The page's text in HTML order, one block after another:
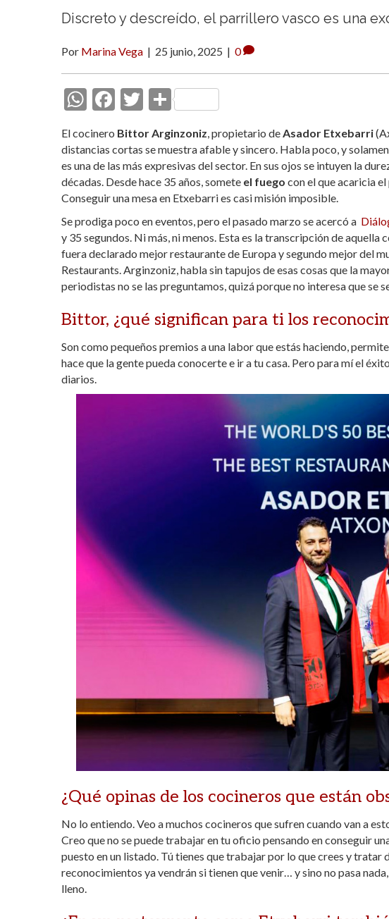
Discreto y descreído, el parrillero vasco es una
Por Marina Vega | 25 junio, 2025 | 0
W
at
s
A
p
p
F
e
b
o
o
k
T
itt
er
C
m
p
ar
ti
r
El cocinero Bittor Arginzoniz, propietario deAsador Etxebarri
distancias cortas se muestra afable y sincero. Habla poco, y
es una de las más expresivas del sector. En sus ojos se intuyen la
décadas. Desde hace 35 años, somete el fuego con el que acaricia
Conseguir una mesa en Etxebarri es casi misión imposible.
Se prodiga poco en eventos, pero el pasado marzo se acercó a
y 35 segundos. Ni más, ni menos. Esta es la transcripción de
fuera declarado mejor restaurante de Europa y segundo mejor del
Restaurants. Arginzoniz, habla sin tapujos de esas cosas que la
periodistas no se las preguntamos, quizá porque no interesa que se
Bittor, ¿qué significan para ti los
Son como pequeños premios a una labor que estás haciendo,
hace que la gente pueda conocerte e ir a tu casa. Pero para mí el
diarios.
¿Qué opinas de los cocineros que están
No lo entiendo. Veo a muchos cocineros que sufren cuando van a
Creo que no se puede trabajar en tu oficio pensando en conseguir
puesto en un listado. Tú tienes que trabajar por lo que crees y tratar
reconocimientos ya vendrán si tienen que venir… y sino no pasa
lleno.